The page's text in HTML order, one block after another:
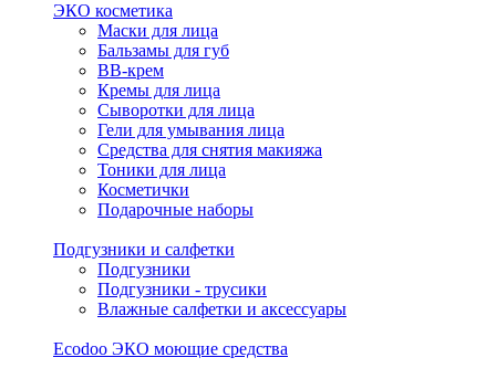
ЭКО косметика
Маски для лица
Бальзамы для губ
BB-крем
Кремы для лица
Сыворотки для лица
Гели для умывания лица
Средства для снятия макияжа
Тоники для лица
Косметички
Подарочные наборы
Подгузники и салфетки
Подгузники
Подгузники - трусики
Влажные салфетки и аксессуары
Ecodoo ЭКО моющие средства